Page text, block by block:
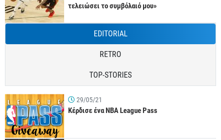
τελειώσει το συμβόλαιό μου»
EDITORIAL
RETRO
TOP-STORIES
29/05/21
Κέρδισε ένα NBA League Pass